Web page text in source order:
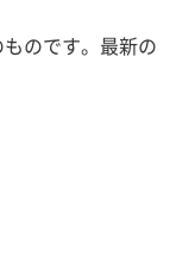
のです。最新の